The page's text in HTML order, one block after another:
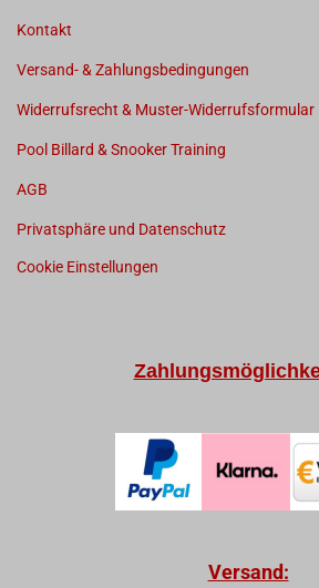
Kontakt
Versand- & Zahlungsbedingungen
Widerrufsrecht & Muster-Widerrufsformular
Pool Billard & Snooker Training
AGB
Privatsphäre und Datenschutz
Cookie Einstellungen
Versand: